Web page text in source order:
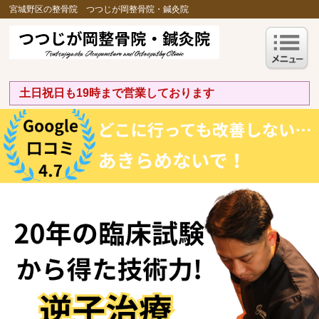
宮城野区の整骨院 つつじが岡整骨院・鍼灸院
土日祝日も19時まで営業しております